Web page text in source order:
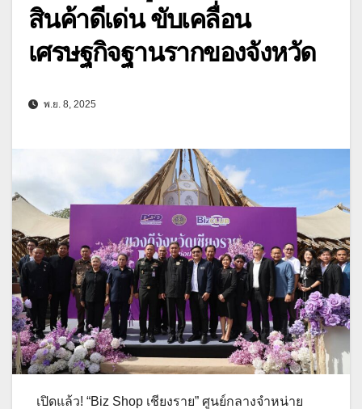
สินค้าดีเด่น ขับเคลื่อน
เศรษฐกิจฐานรากของจังหวัด
พ.ย. 8, 2025
เปิดแล้ว! “Biz Shop เชียงราย” ศูนย์กลางจำหน่าย